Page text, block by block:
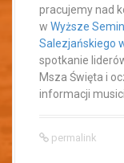
pracujemy nad
w Wyższe
Salezjańskiego
spotkanie
Msza Święta i
informacji
permalink